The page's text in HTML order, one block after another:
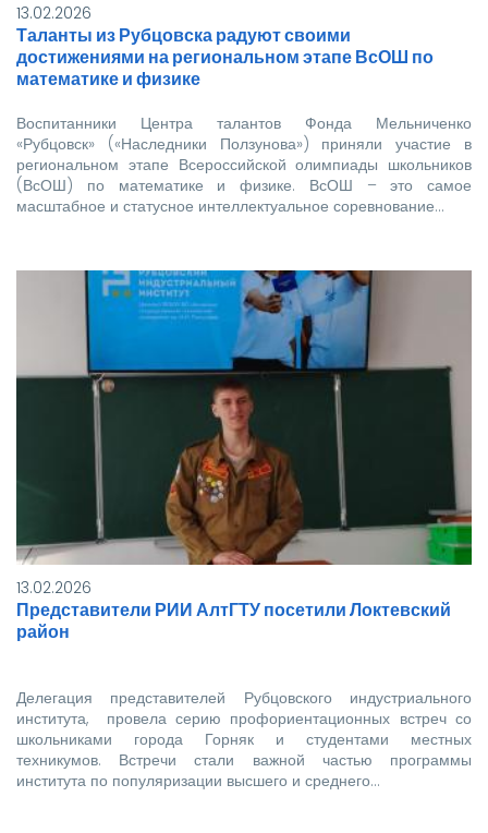
13.02.2026
Таланты из Рубцовска радуют своими
достижениями на региональном этапе ВсОШ по
математике и физике
Воспитанники Центра талантов Фонда Мельниченко
«Рубцовск» («Наследники Ползунова») приняли участие в
региональном этапе Всероссийской олимпиады школьников
(ВсОШ) по математике и физике. ВсОШ – это самое
масштабное и статусное интеллектуальное соревнование…
13.02.2026
Представители РИИ АлтГТУ посетили Локтевский
район
Делегация представителей Рубцовского индустриального
института, провела серию профориентационных встреч со
школьниками города Горняк и студентами местных
техникумов. Встречи стали важной частью программы
института по популяризации высшего и среднего…